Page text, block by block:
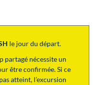
le jour du départ.
partagé nécessite un
être confirmée. Si ce
atteint, l’excursion